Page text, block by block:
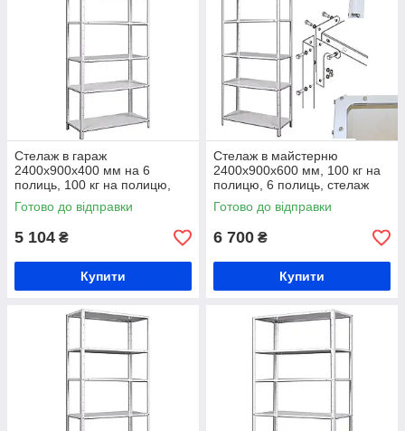
Стелаж в гараж
2400х900х400 мм на 6
полиць, 100 кг на полицю,
стелаж для інструментів
Готово до відправки
5 104 ₴
Купити
Стелаж в майстерню
2400х900х600 мм, 100 кг на
полицю, 6 полиць, стелаж
для запчастин
Готово до відправки
6 700 ₴
Купити